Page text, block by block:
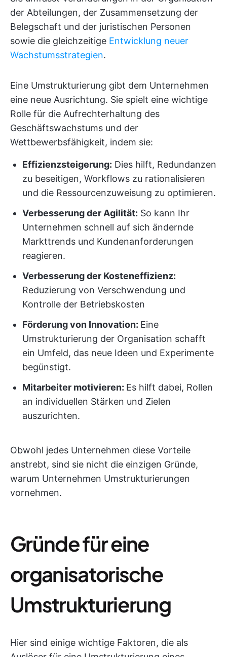
der Abteilungen, der Zusammensetzung der
Belegschaft und der juristischen Personen
sowie die gleichzeitige Entwicklung neuer
Wachstumsstrategien.
Eine Umstrukturierung gibt dem Unternehmen
eine neue Ausrichtung. Sie spielt eine wichtige
Rolle für die Aufrechterhaltung des
Geschäftswachstums und der
Wettbewerbsfähigkeit, indem sie:
Effizienzsteigerung: Dies hilft, Redundanzen
zu beseitigen, Workflows zu rationalisieren
und die Ressourcenzuweisung zu optimieren.
Verbesserung der Agilität: So kann Ihr
Unternehmen schnell auf sich ändernde
Markttrends und Kundenanforderungen
reagieren.
Verbesserung der Kosteneffizienz:
Reduzierung von Verschwendung und
Kontrolle der Betriebskosten
Förderung von Innovation: Eine
Umstrukturierung der Organisation schafft
ein Umfeld, das neue Ideen und Experimente
begünstigt.
Mitarbeiter motivieren: Es hilft dabei, Rollen
an individuellen Stärken und Zielen
auszurichten.
Obwohl jedes Unternehmen diese Vorteile
anstrebt, sind sie nicht die einzigen Gründe,
warum Unternehmen Umstrukturierungen
vornehmen.
Gründe für eine
organisatorische
Umstrukturierung
Hier sind einige wichtige Faktoren, die als